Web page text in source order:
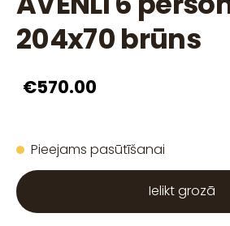
204x70 brūns
€570.00
Pieejams pasūtīšanai
Ielikt grozā